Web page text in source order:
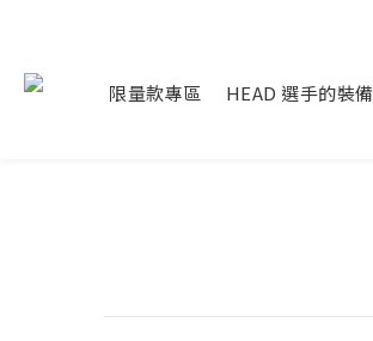
限量款專區 HEAD 選手的裝備